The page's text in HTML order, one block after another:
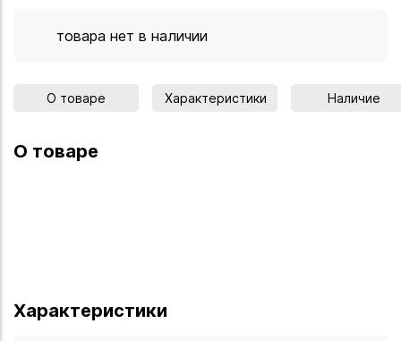
товара нет в наличии
О товаре Характеристики Наличие
О товаре
Характеристики